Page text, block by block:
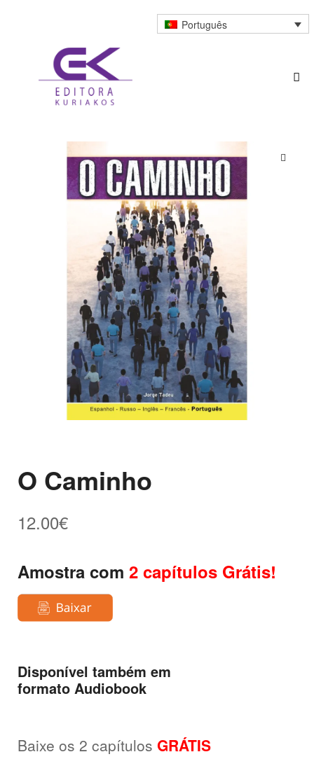
Português
O Caminho
12.00€
Amostra com 2 capítulos Grátis!
Disponível também em
formato Audiobook
Baixe os 2 capítulos GRÁTIS